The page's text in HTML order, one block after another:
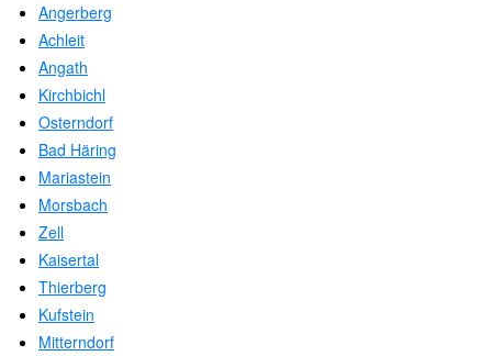
Angerberg
Achleit
Angath
Kirchbichl
Osterndorf
Bad Häring
Mariastein
Morsbach
Zell
Kaisertal
Thierberg
Kufstein
Mitterndorf